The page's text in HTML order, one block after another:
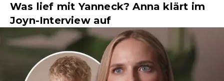
Was lief mit Yanneck? Anna klärt im
Joyn-Interview auf